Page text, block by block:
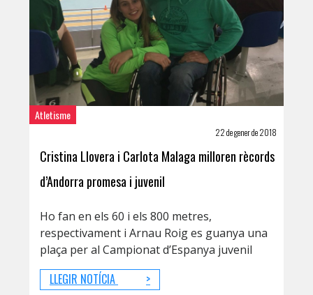
Atletisme
22 de gener de 2018
Cristina Llovera i Carlota Malaga milloren rècords
d’Andorra promesa i juvenil
Ho fan en els 60 i els 800 metres,
respectivament i Arnau Roig es guanya una
plaça per al Campionat d’Espanya juvenil
LLEGIR NOTÍCIA >